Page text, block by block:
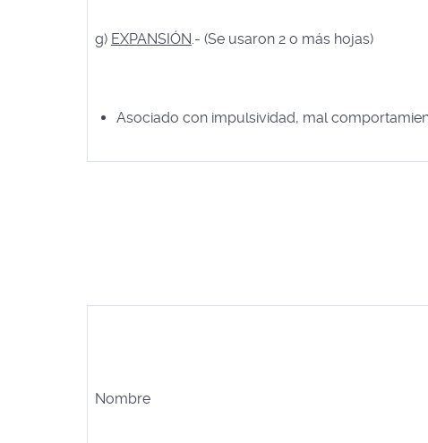
g) EXPANSIÓN.- (Se usaron 2 o más hojas)
Asociado con impulsividad, mal
Nombre